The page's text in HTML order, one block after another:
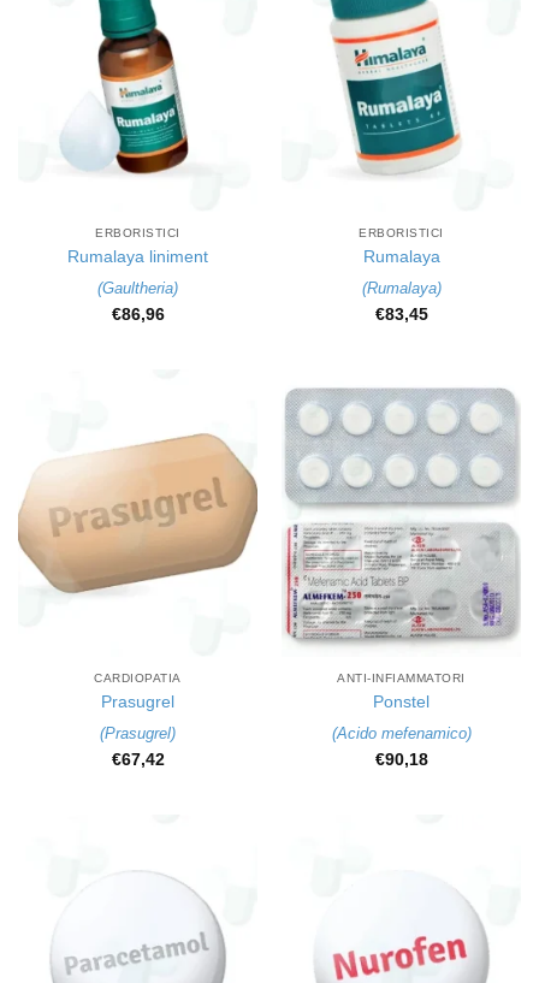
ERBORISTICI
Rumalaya liniment
(Gaultheria)
€86,96
ERBORISTICI
Rumalaya
(Rumalaya)
€83,45
CARDIOPATIA
Prasugrel
(Prasugrel)
€67,42
ANTI-INFIAMMATORI
Ponstel
(Acido mefenamico)
€90,18